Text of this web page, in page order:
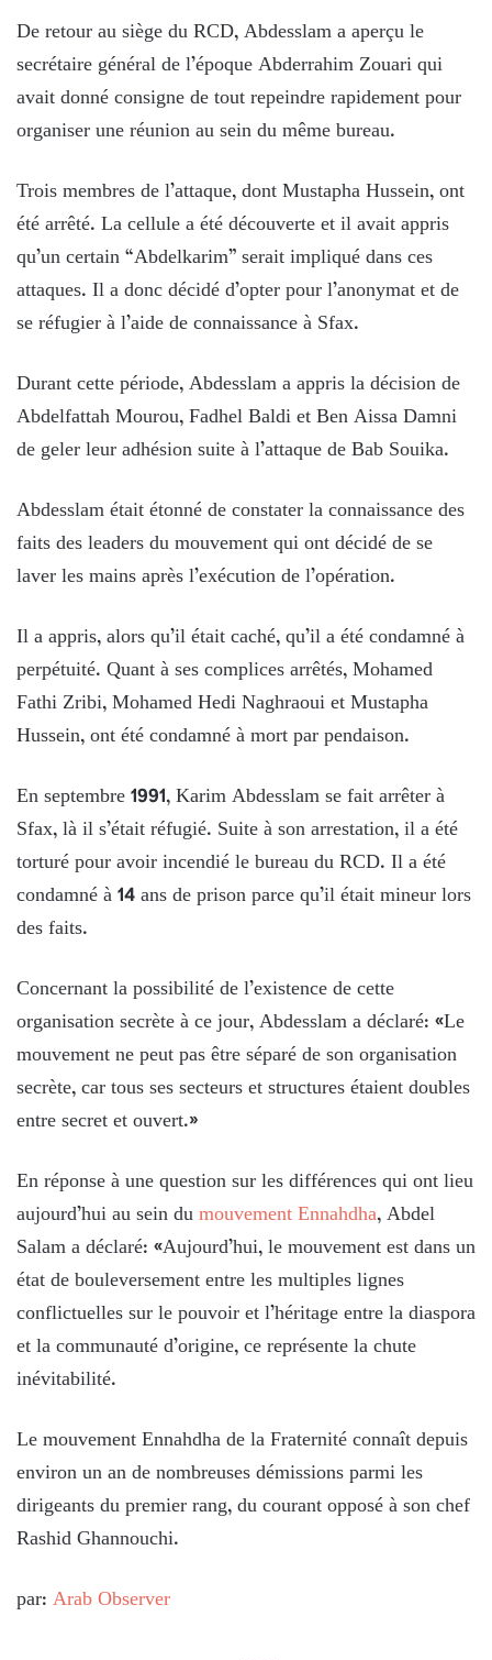
De retour au siège du RCD, Abdesslam a aperçu le
secrétaire général de l’époque Abderrahim Zouari qui
avait donné consigne de tout repeindre rapidement pour
organiser une réunion au sein du même bureau.
Trois membres de l’attaque, dont Mustapha Hussein, ont
été arrêté. La cellule a été découverte et il avait appris
qu’un certain “Abdelkarim” serait impliqué dans ces
attaques. Il a donc décidé d’opter pour l’anonymat et de
se réfugier à l’aide de connaissance à Sfax.
Durant cette période, Abdesslam a appris la décision de
Abdelfattah Mourou, Fadhel Baldi et Ben Aissa Damni
de geler leur adhésion suite à l’attaque de Bab Souika.
Abdesslam était étonné de constater la connaissance des
faits des leaders du mouvement qui ont décidé de se
laver les mains après l’exécution de l’opération.
Il a appris, alors qu’il était caché, qu’il a été condamné à
perpétuité. Quant à ses complices arrêtés, Mohamed
Fathi Zribi, Mohamed Hedi Naghraoui et Mustapha
Hussein, ont été condamné à mort par pendaison.
En septembre 1991, Karim Abdesslam se fait arrêter à
Sfax, là il s’était réfugié. Suite à son arrestation, il a été
torturé pour avoir incendié le bureau du RCD. Il a été
condamné à 14 ans de prison parce qu’il était mineur lors
des faits.
Concernant la possibilité de l’existence de cette
organisation secrète à ce jour, Abdesslam a déclaré: «Le
mouvement ne peut pas être séparé de son organisation
secrète, car tous ses secteurs et structures étaient doubles
entre secret et ouvert.»
En réponse à une question sur les différences qui ont lieu
aujourd’hui au sein dumouvement Ennahdha, Abdel
Salam a déclaré: «Aujourd’hui, le mouvement est dans un
état de bouleversement entre les multiples lignes
conflictuelles sur le pouvoir et l’héritage entre la diaspora
et la communauté d’origine, ce représente la chute
inévitabilité.
Le mouvement Ennahdha de la Fraternité connaît depuis
environ un an de nombreuses démissions parmi les
dirigeants du premier rang, du courant opposé à son chef
Rashid Ghannouchi.
par: Arab Observer